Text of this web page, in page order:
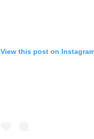
View this post on